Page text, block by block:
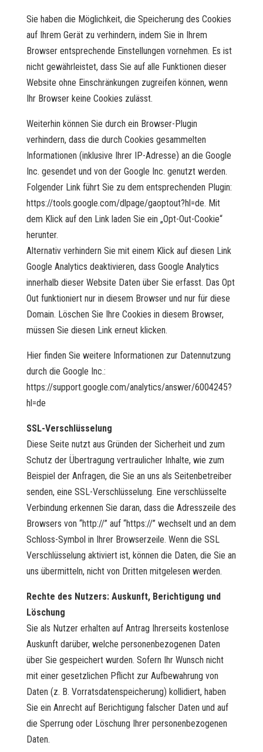
Sie haben die Möglichkeit, die Speicherung des Cookies
auf Ihrem Gerät zu verhindern, indem Sie in Ihrem
Browser entsprechende Einstellungen vornehmen. Es ist
nicht gewährleistet, dass Sie auf alle Funktionen dieser
Website ohne Einschränkungen zugreifen können, wenn
Ihr Browser keine Cookies zulässt.
Weiterhin können Sie durch ein Browser-Plugin
verhindern, dass die durch Cookies gesammelten
Informationen (inklusive Ihrer IP-Adresse) an die Google
Inc. gesendet und von der Google Inc. genutzt werden.
Folgender Link führt Sie zu dem entsprechenden Plugin:
https://tools.google.com/dlpage/gaoptout?hl=de. Mit
dem Klick auf den Link laden Sie ein „Opt-Out-Cookie“
herunter.
Alternativ verhindern Sie mit einem Klick auf diesen Link
Google Analytics deaktivieren, dass Google Analytics
innerhalb dieser Website Daten über Sie erfasst. Das Opt
Out funktioniert nur in diesem Browser und nur für diese
Domain. Löschen Sie Ihre Cookies in diesem Browser,
müssen Sie diesen Link erneut klicken.
Hier finden Sie weitere Informationen zur Datennutzung
durch die Google Inc.:
https://support.google.com/analytics/answer/6004245?
hl=de
SSL-Verschlüsselung
Diese Seite nutzt aus Gründen der Sicherheit und zum
Schutz der Übertragung vertraulicher Inhalte, wie zum
Beispiel der Anfragen, die Sie an uns als Seitenbetreiber
senden, eine SSL-Verschlüsselung. Eine verschlüsselte
Verbindung erkennen Sie daran, dass die Adresszeile des
Browsers von “http://” auf “https://” wechselt und an dem
Schloss-Symbol in Ihrer Browserzeile. Wenn die SSL
Verschlüsselung aktiviert ist, können die Daten, die Sie an
uns übermitteln, nicht von Dritten mitgelesen werden.
Rechte des Nutzers: Auskunft, Berichtigung und
Löschung
Sie als Nutzer erhalten auf Antrag Ihrerseits kostenlose
Auskunft darüber, welche personenbezogenen Daten
über Sie gespeichert wurden. Sofern Ihr Wunsch nicht
mit einer gesetzlichen Pflicht zur Aufbewahrung von
Daten (z. B. Vorratsdatenspeicherung) kollidiert, haben
Sie ein Anrecht auf Berichtigung falscher Daten und auf
die Sperrung oder Löschung Ihrer personenbezogenen
Daten.